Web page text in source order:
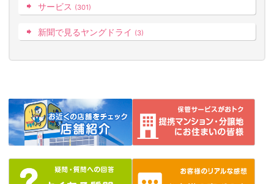
サービス (301)
新聞で見るヤングドライ (3)